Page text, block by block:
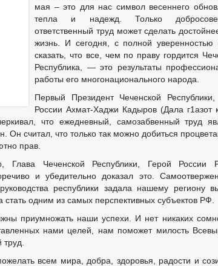
мая – это для нас символ весеннего
тепла и надежд. Только
ответственный труд может сделать
жизнь. И сегодня, с полной уверенностью
сказать, что все, чем по праву гордится
Республика, — это результаты
работы его многонационального народа.
Первый Президент Чеченской Республики,
России Ахмат-Хаджи Кадыров (Дала г1азот
что ежедневный, самозабвенный труд
Он считал, что только так можно добиться
прав.
Глава Чеченской Республики, Герой России
и убедительно доказал это.
республики задала нашему региону
стать одним из самых перспективных субъектов РФ.
приумножать наши успехи. И нет никаких
нами целей, нам поможет милость
всем мира, добра, здоровья, радости и